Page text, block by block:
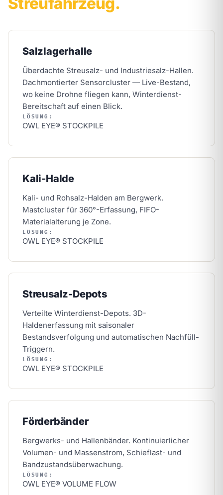
Salzlagerhalle
Überdachte Streusalz- und Industriesalz-Hallen.
Dachmontierter Sensorcluster — Live-Bestand,
wo keine Drohne fliegen kann, Winterdienst-
Bereitschaft auf einen Blick.
LÖSUNG:
OWL EYE® STOCKPILE
Kali-Halde
Kali- und Rohsalz-Halden am Bergwerk.
Mastcluster für 360°-Erfassung, FIFO-
Materialalterung je Zone.
LÖSUNG:
OWL EYE® STOCKPILE
Streusalz-Depots
Verteilte Winterdienst-Depots. 3D-
Haldenerfassung mit saisonaler
Bestandsverfolgung und automatischen Nachfüll-
Triggern.
LÖSUNG:
OWL EYE® STOCKPILE
Förderbänder
Bergwerks- und Hallenbänder. Kontinuierlicher
Volumen- und Massenstrom, Schieflast- und
Bandzustandsüberwachung.
LÖSUNG:
OWL EYE® VOLUME FLOW